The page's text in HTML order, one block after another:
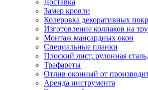
Доставка
Замер кровли
Колеровка декоративных
Изготовление колпаков на
Монтаж мансардных окон
Специальные планки
Плоский лист, рулонная
Трафареты
Отлив оконный от
Аренда инструмента